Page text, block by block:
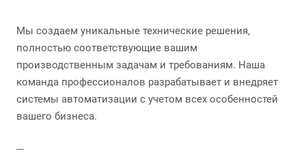
Мы создаем уникальные технические решения,
полностью соответствующие вашим
производственным задачам и требованиям. Наша
команда профессионалов разрабатывает и внедряет
системы автоматизации с учетом всех особенностей
вашего бизнеса.